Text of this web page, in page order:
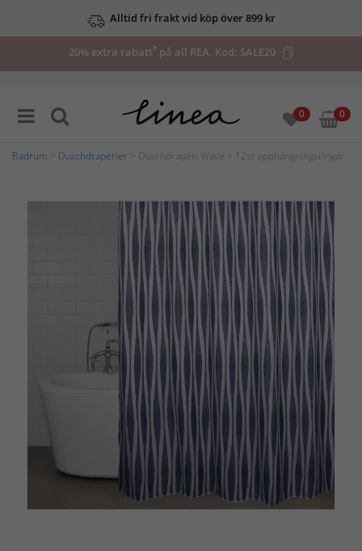
Alltid fri frakt vid köp över 899 kr
20% extra rabatt*på all REA. Kod: SALE20
0 0
Badrum Duschdraperier > Duschdraperi Wave + 12st upphängningsringar